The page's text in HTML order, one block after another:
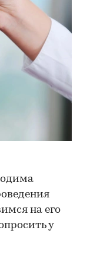
на его
у